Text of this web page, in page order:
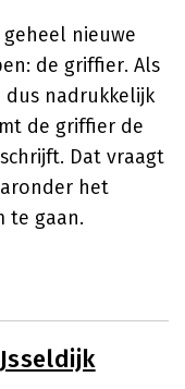
nieuwe
de griffier. Als
nadrukkelijk
de griffier de
Dat vraagt
het
te gaan.